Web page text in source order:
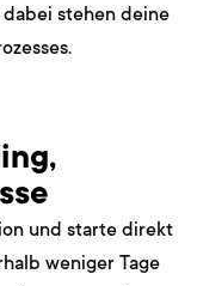
dabei stehen deine
und starte direkt
weniger Tage